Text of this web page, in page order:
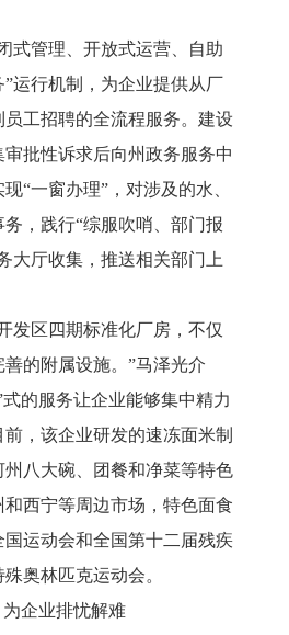
式管理、开放式运营、自助
运行机制，为企业提供从厂
工招聘的全流程服务。建设
批性诉求后向州政务服务中
“一窗办理”，对涉及的水、
，践行“综服吹哨、部门报
大厅收集，推送相关部门上
发区四期标准化厂房，不仅
的附属设施。”马泽光介
的服务让企业能够集中精力
，该企业研发的速冻面米制
八大碗、团餐和净菜等特色
西宁等周边市场，特色面食
运动会和全国第十二届残疾
奥林匹克运动会。
为企业排忧解难